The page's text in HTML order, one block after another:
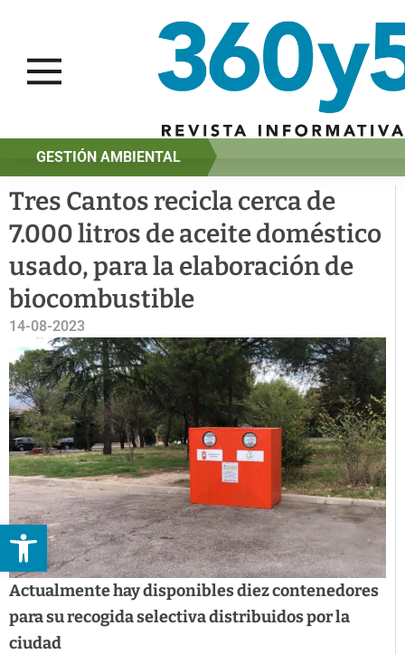
Abrir barra de herramientas
GESTIÓN AMBIENTAL
Tres Cantos recicla cerca de
7.000 litros de aceite doméstico
usado, para la elaboración de
biocombustible
14-08-2023
Actualmente hay disponibles diez contenedores
para su recogida selectiva distribuidos por la
ciudad